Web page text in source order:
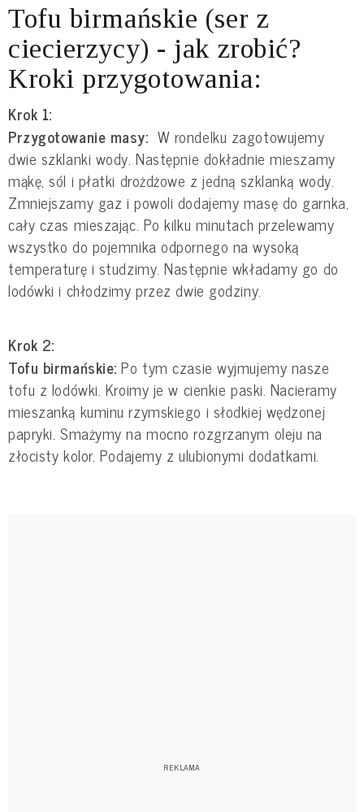
Tofu birmańskie (ser z
ciecierzycy) - jak zrobić?
Kroki przygotowania:
Krok 1:
Przygotowanie masy: W rondelku zagotowujemy
dwie szklanki wody. Następnie dokładnie mieszamy
mąkę, sól i płatki drożdżowe z jedną szklanką wody.
Zmniejszamy gaz i powoli dodajemy masę do garnka,
cały czas mieszając. Po kilku minutach przelewamy
wszystko do pojemnika odpornego na wysoką
temperaturę i studzimy. Następnie wkładamy go do
lodówki i chłodzimy przez dwie godziny.
Krok 2:
Tofu birmańskie: Po tym czasie wyjmujemy nasze
tofu z lodówki. Kroimy je w cienkie paski. Nacieramy
mieszanką kuminu rzymskiego i słodkiej wędzonej
papryki. Smażymy na mocno rozgrzanym oleju na
złocisty kolor. Podajemy z ulubionymi dodatkami.